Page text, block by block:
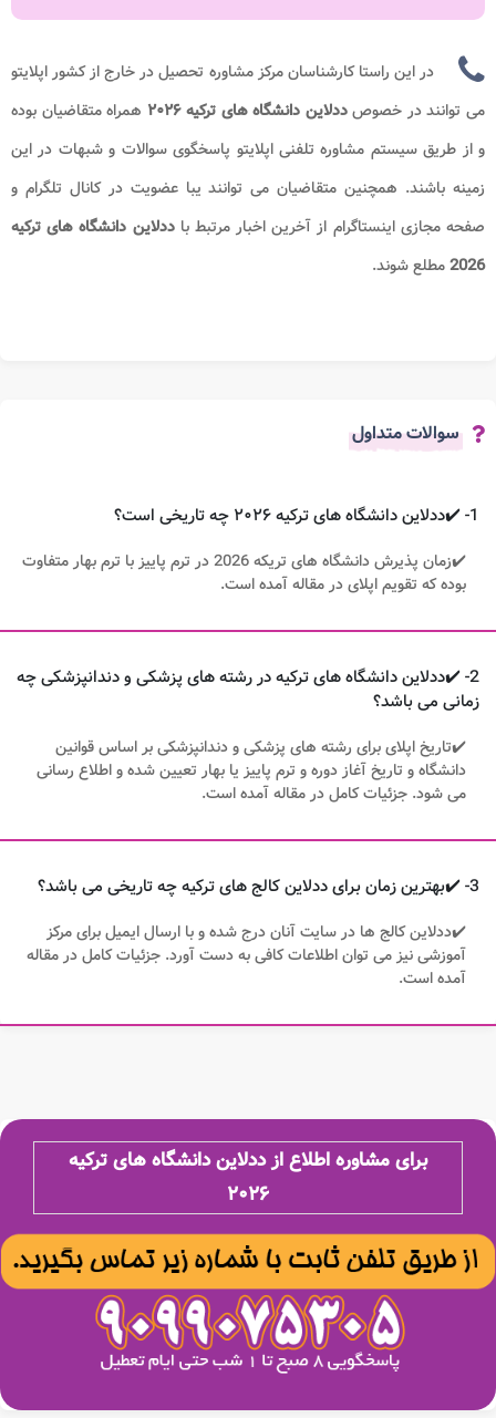
در این راستا کارشناسان مرکز مشاوره تحصیل در خارج از کشور اپلایتو
می توانند در خصوصددلاین دانشگاه های ترکیه ۲۰۲۶ همراه متقاضیان بوده
و از طریق سیستم مشاوره تلفنی اپلایتو پاسخگوی سوالات و شبهات در این
زمینه باشند. همچنین متقاضیان می توانند یبا عضویت در کانال تلگرام و
صفحه مجازی اینستاگرام از آخرین اخبار مرتبط باددلاین دانشگاه های ترکیه
2026مطلع شوند.
سوالات متداول
1- ✔️ددلاین دانشگاه های ترکیه ۲۰۲۶ چه تاریخی است؟
✔️زمان پذیرش دانشگاه های تریکه 2026 در ترم پاییز با ترم بهار متفاوت
بوده که تقویم اپلای در مقاله آمده است.
2- ✔️ددلاین دانشگاه های ترکیه در رشته‌ های پزشکی و دندانپزشکی چه
زمانی می باشد؟
✔️تاریخ اپلای برای رشته های پزشکی و دندانپزشکی بر اساس قوانین
دانشگاه و تاریخ آغاز دوره و ترم پاییز یا بهار تعیین شده و اطلاع رسانی
می شود. جزئیات کامل در مقاله آمده است.
3- ✔️بهترین زمان برای ددلاین کالج های ترکیه چه تاریخی می باشد؟
✔️ددلاین کالج ها در سایت آنان درج شده و با ارسال ایمیل برای مرکز
آموزشی نیز می توان اطلاعات کافی به دست آورد. جزئیات کامل در مقاله
آمده است.
برای مشاوره اطلاع از ددلاین دانشگاه های ترکیه
۲۰۲۶